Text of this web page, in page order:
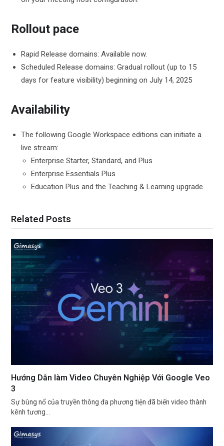
Rollout pace
Rapid Release domains: Available now.
Scheduled Release domains: Gradual rollout (up to 15
days for feature visibility) beginning on July 14, 2025
Availability
The following Google Workspace editions can initiate a
live stream:
Enterprise Starter, Standard, and Plus
Enterprise Essentials Plus
Education Plus and the Teaching & Learning upgrade
Related Posts
Hướng Dẫn làm Video Chuyên Nghiệp Với Google Veo
3
Sự bùng nổ của truyền thông đa phương tiện đã biến video thành
kênh tương…